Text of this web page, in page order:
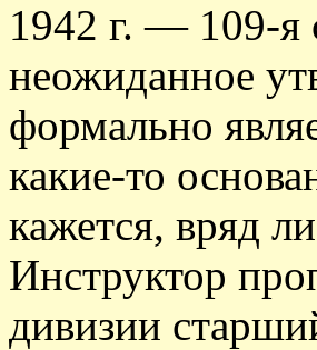
1942 г. — 109-я
неожиданное
формально
какие-то
кажется, вряд
Инструктор
дивизии